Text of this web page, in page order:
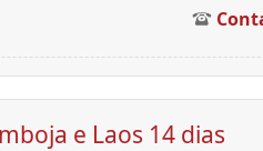
e Laos 14 dias